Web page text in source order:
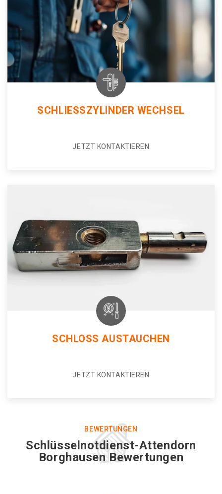
SCHLIESSZYLINDER WECHSEL
JETZT KONTAKTIEREN
SCHLOSS AUSTAUCHEN
JETZT KONTAKTIEREN
BEWERTUNGEN
Schlüsselnotdienst-Attendorn
Borghausen Bewertungen